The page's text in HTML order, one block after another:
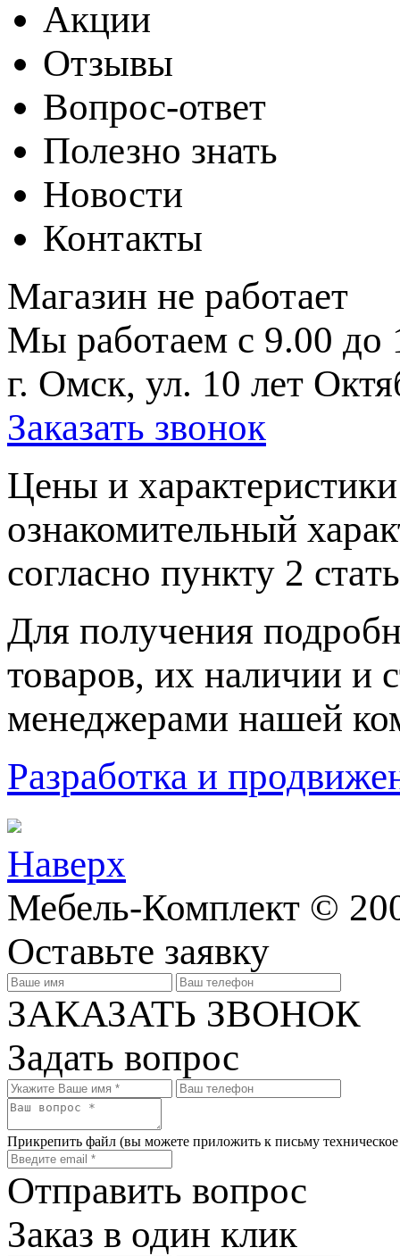
Акции
Отзывы
Вопрос-ответ
Полезно знать
Новости
Контакты
Магазин не работает
Мы работаем с 9.00 до
г. Омск, ул. 10 лет
Заказать звонок
Цeны и
ознакомительный
согласно пункту 2
Для пoлучения
товaров, их нaличии и
менеджерами нашей
Разработка и
Наверх
Мебель-Комплект ©
Оставьте заявку
ЗАКАЗАТЬ ЗВОНОК
Задать вопрос
Прикрепить файл (вы можете приложить к письму
Отправить вопрос
Заказ в один клик